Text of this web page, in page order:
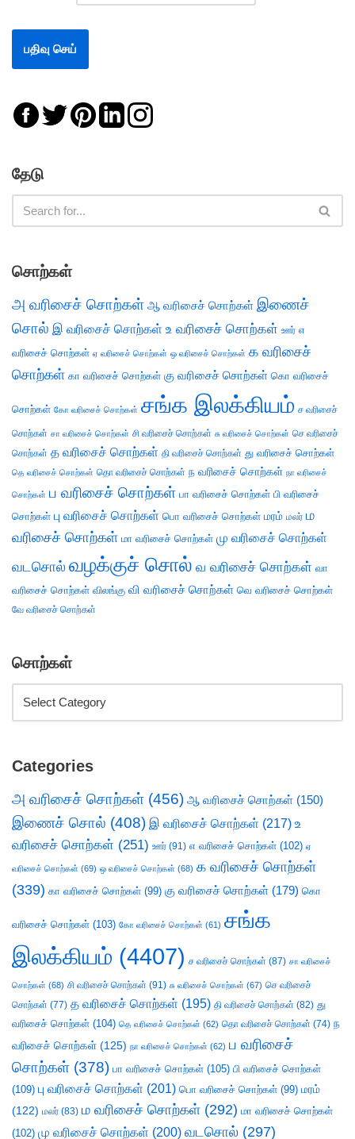
தேடு
சொற்கள்
அ வரிசைச் சொற்கள் ஆ வரிசைச் சொற்கள் இணைச்
சொல் இ வரிசைச் சொற்கள் உ வரிசைச் சொற்கள் ஊர் எ
வரிசைச் சொற்கள் ஏ வரிசைச் சொற்கள் ஒ வரிசைச் சொற்கள் க வரிசைச்
சொற்கள் கா வரிசைச் சொற்கள் கு வரிசைச் சொற்கள் கொ வரிசைச்
சொற்கள் கோ வரிசைச் சொற்கள் சங்க இலக்கியம் ச வரிசைச்
சொற்கள் சா வரிசைச் சொற்கள் சி வரிசைச் சொற்கள் சு வரிசைச் சொற்கள் செ வரிசைச்
சொற்கள் த வரிசைச் சொற்கள் தி வரிசைச் சொற்கள் து வரிசைச் சொற்கள்
தெ வரிசைச் சொற்கள் தொ வரிசைச் சொற்கள் ந வரிசைச் சொற்கள் நா வரிசைச்
சொற்கள் ப வரிசைச் சொற்கள் பா வரிசைச் சொற்கள் பி வரிசைச்
சொற்கள் பு வரிசைச் சொற்கள் பொ வரிசைச் சொற்கள் மரம் மலர் ம
வரிசைச் சொற்கள் மா வரிசைச் சொற்கள் மு வரிசைச் சொற்கள்
வடசொல் வழக்குச் சொல் வ வரிசைச் சொற்கள் வா
வரிசைச் சொற்கள் விலங்கு வி வரிசைச் சொற்கள் வெ வரிசைச் சொற்கள்
வே வரிசைச் சொற்கள்
சொற்கள்
Categories
அ வரிசைச் சொற்கள் (456) ஆ வரிசைச் சொற்கள் (150)
இணைச் சொல் (408) இ வரிசைச் சொற்கள் (217) உ
வரிசைச் சொற்கள் (251) ஊர் (91) எ வரிசைச் சொற்கள் (102) ஏ
வரிசைச் சொற்கள் (69) ஒ வரிசைச் சொற்கள் (68) க வரிசைச் சொற்கள்
(339) கா வரிசைச் சொற்கள் (99) கு வரிசைச் சொற்கள் (179) கொ
வரிசைச் சொற்கள் (103) கோ வரிசைச் சொற்கள் (61) சங்க
இலக்கியம் (4407) ச வரிசைச் சொற்கள் (87) சா வரிசைச்
சொற்கள் (68) சி வரிசைச் சொற்கள் (91) சு வரிசைச் சொற்கள் (67) செ வரிசைச்
சொற்கள் (77) த வரிசைச் சொற்கள் (195) தி வரிசைச் சொற்கள் (82) து
வரிசைச் சொற்கள் (104) தெ வரிசைச் சொற்கள் (62) தொ வரிசைச் சொற்கள் (74) ந
வரிசைச் சொற்கள் (125) நா வரிசைச் சொற்கள் (62) ப வரிசைச்
சொற்கள் (378) பா வரிசைச் சொற்கள் (105) பி வரிசைச் சொற்கள்
(109) பு வரிசைச் சொற்கள் (201) பொ வரிசைச் சொற்கள் (99) மரம்
(122) மலர் (83) ம வரிசைச் சொற்கள் (292) மா வரிசைச் சொற்கள்
(102) மு வரிசைச் சொற்கள் (200) வடசொல் (297)